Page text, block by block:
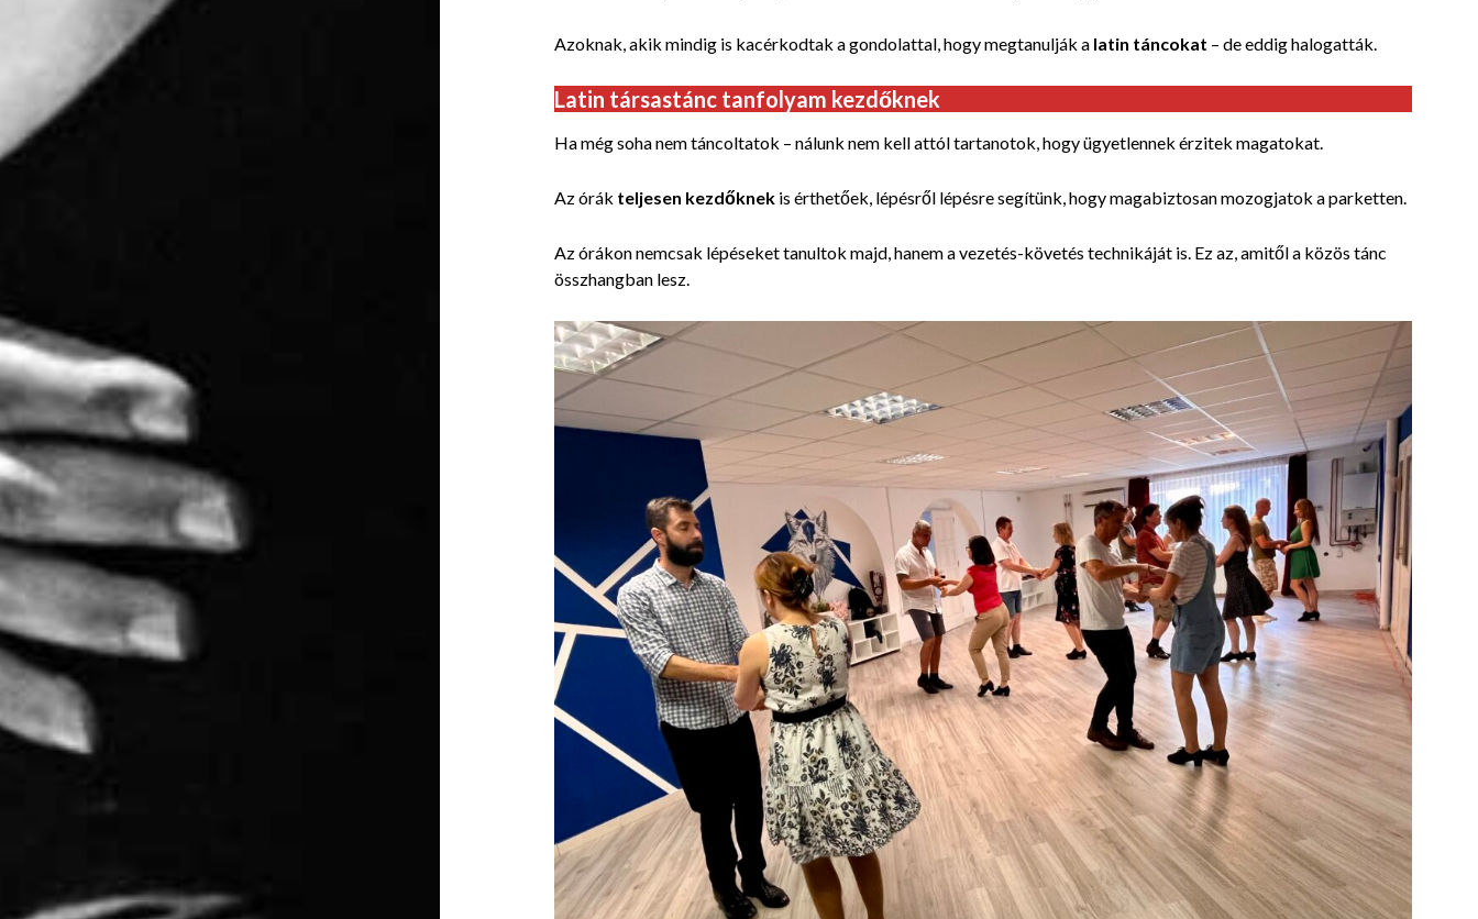
Azoknak, akik mindig is kacérkodtak a gondolattal, hogy megtanulják a latin táncokat – de eddig halogatták.
Latin társastánc tanfolyam kezdőknek
Ha még soha nem táncoltatok – nálunk nem kell attól tartanotok, hogy ügyetlennek érzitek magatokat.
Az órák teljesen kezdőknek is érthetőek, lépésről lépésre segítünk, hogy magabiztosan mozogjatok a parketten.
Az órákon nemcsak lépéseket tanultok majd, hanem a vezetés-követés technikáját is. Ez az, amitől a közös tánc
összhangban lesz.